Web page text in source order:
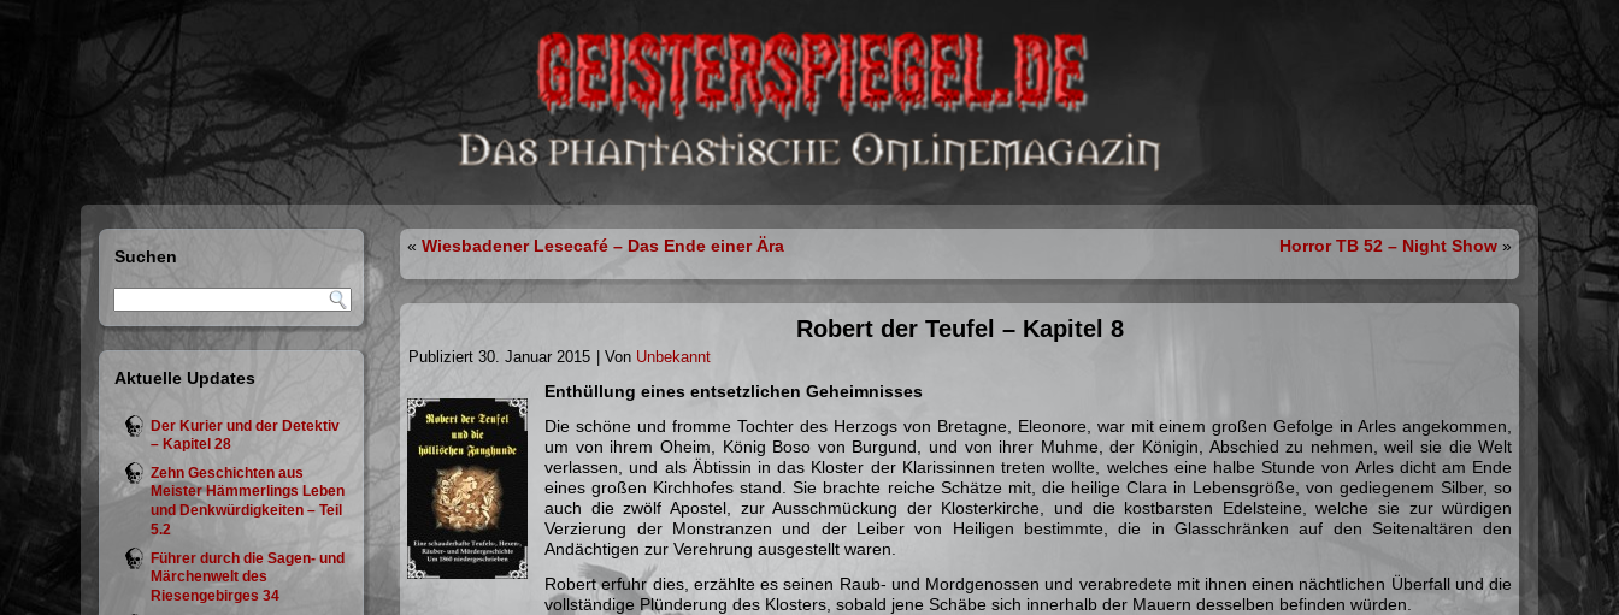
Suchen
Aktuelle Updates
Der Kurier und der Detektiv
– Kapitel 28
Zehn Geschichten aus
Meister Hämmerlings Leben
und Denkwürdigkeiten – Teil
5.2
Führer durch die Sagen- und
Märchenwelt des
Riesengebirges 34
«Wiesbadener Lesecafé – Das Ende einer Ära Horror TB 52 – Night Show »
Robert der Teufel – Kapitel 8
Publiziert 30. Januar 2015 |Von Unbekannt
Enthüllung eines entsetzlichen Geheimnisses
Die schöne und fromme Tochter des Herzogs von Bretagne, Eleonore, war mit einem großen Gefolge in Arles angekommen,
um von ihrem Oheim, König Boso von Burgund, und von ihrer Muhme, der Königin, Abschied zu nehmen, weil sie die Welt
verlassen, und als Äbtissin in das Kloster der Klarissinnen treten wollte, welches eine halbe Stunde von Arles dicht am Ende
eines großen Kirchhofes stand. Sie brachte reiche Schätze mit, die heilige Clara in Lebensgröße, von gediegenem Silber, so
auch die zwölf Apostel, zur Ausschmückung der Klosterkirche, und die kostbarsten Edelsteine, welche sie zur würdigen
Verzierung der Monstranzen und der Leiber von Heiligen bestimmte, die in Glasschränken auf den Seitenaltären den
Andächtigen zur Verehrung ausgestellt waren.
Robert erfuhr dies, erzählte es seinen Raub- und Mordgenossen und verabredete mit ihnen einen nächtlichen Überfall und die
vollständige Plünderung des Klosters, sobald jene Schäbe sich innerhalb der Mauern desselben befinden würden.